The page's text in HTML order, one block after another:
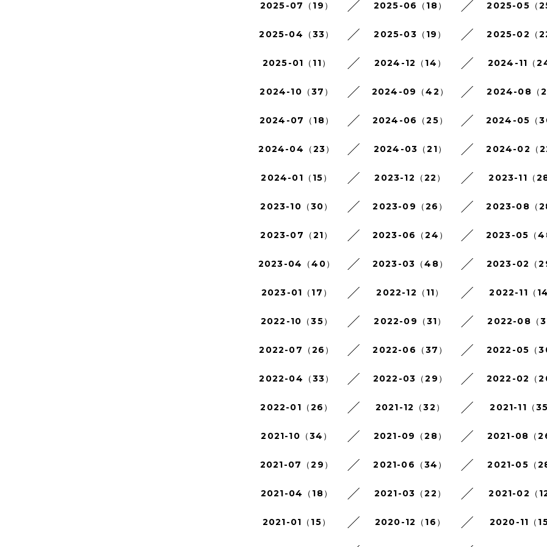
2025-07（19） 2025-06（18） 2025-05（
2025-04（33） 2025-03（19） 2025-02（
2025-01（11） 2024-12（14） 2024-11（24
2024-10（37） 2024-09（42） 2024-08（
2024-07（18） 2024-06（25） 2024-05（
2024-04（23） 2024-03（21） 2024-02（
2024-01（15） 2023-12（22） 2023-11（28
2023-10（30） 2023-09（26） 2023-08（
2023-07（21） 2023-06（24） 2023-05（
2023-04（40） 2023-03（48） 2023-02（
2023-01（17） 2022-12（11） 2022-11（14
2022-10（35） 2022-09（31） 2022-08（31
2022-07（26） 2022-06（37） 2022-05（
2022-04（33） 2022-03（29） 2022-02（
2022-01（26） 2021-12（32） 2021-11（35
2021-10（34） 2021-09（28） 2021-08（26
2021-07（29） 2021-06（34） 2021-05（28
2021-04（18） 2021-03（22） 2021-02（12
2021-01（15） 2020-12（16） 2020-11（15